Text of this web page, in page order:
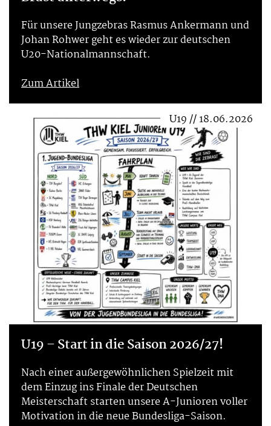
Für unsere Jungzebras Rasmus Ankermann und
Johan Rohwer geht es wieder zur deutschen
U20-Nationalmannschaft.
Zum Artikel
U19 // 18.06.2026
U19 – Start in die Saison 2026/27!
Nach einer außergewöhnlichen Spielzeit mit
dem Einzug ins Finale der Deutschen
Meisterschaft starten unsere A-Junioren voller
Motivation in die neue Bundesliga-Saison.